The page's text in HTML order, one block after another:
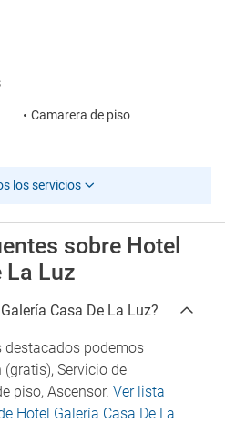
Camarera de piso
los servicios
sobre Hotel
La Luz
Casa De La Luz?
destacados podemos
Servicio de
piso, Ascensor. Ver lista
Hotel Galería Casa De La